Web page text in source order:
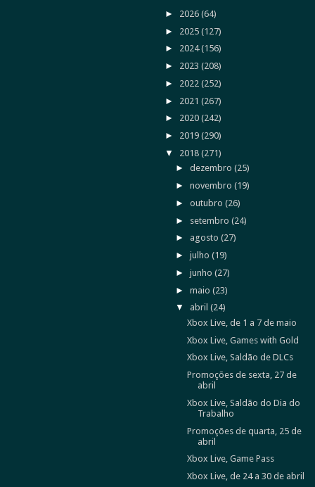
► 2026 (64)
► 2025 (127)
► 2024(156)
► 2023 (208)
► 2022 (252)
► 2021 (267)
► 2020 (242)
► 2019 (290)
▼ 2018 (271)
►dezembro(25)
►novembro(19)
►outubro(26)
► setembro(24)
► agosto(27)
►julho(19)
►junho(27)
►maio(23)
▼ abril(24)
Xbox Live, de 1 a 7 de maio
Xbox Live, Games with Gold
Xbox Live, Saldão de DLCs
Promoções de sexta, 27 de
abril
Xbox Live, Saldão do Dia do
Trabalho
Promoções de quarta, 25 de
abril
Xbox Live, Game Pass
Xbox Live, de 24 a 30 de abril